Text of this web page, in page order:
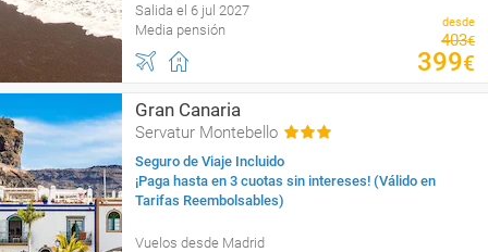
Salida el 6 jul 2027
Media pensión
desde
403€
399€
Gran Canaria
Servatur Montebello
Seguro de Viaje Incluido
¡Paga hasta en 3 cuotas sin intereses! (Válido en
Tarifas Reembolsables)
Vuelos desde Madrid